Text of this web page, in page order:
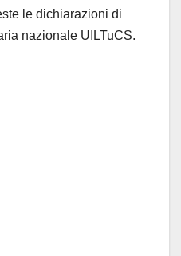
le dichiarazioni di
nazionale UILTuCS.